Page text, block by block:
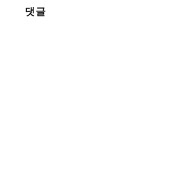
댓글